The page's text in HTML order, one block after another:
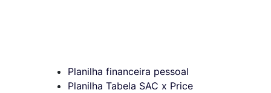
Planilha financeira pessoal
Planilha Tabela SAC x Price